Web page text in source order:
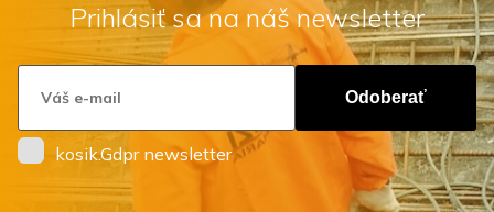
Prihlásiť sa na náš newsletter
Odoberať
kosik.Gdpr newsletter